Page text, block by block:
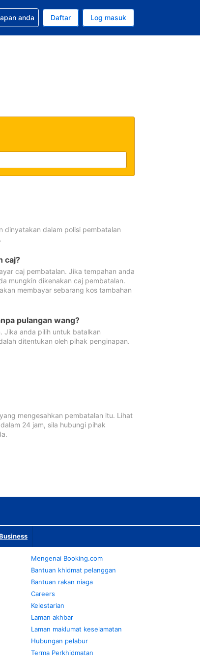
anda adalah Dolar A.S.
anda adalah Bahasa Malaysia
tempahan anda
anda Daftar Log masuk
dinyatakan dalam polisi pembatalan
caj?
caj pembatalan. Jika tempahan anda
mungkin dikenakan caj pembatalan.
membayar sebarang kos tambahan
pulangan wang?
Jika anda pilih untuk batalkan
ditentukan oleh pihak penginapan.
mengesahkan pembatalan itu. Lihat
24 jam, sila hubungi pihak
Mengenai Booking.com
Bantuan khidmat pelanggan
Bantuan rakan niaga
Careers
Kelestarian
Laman akhbar
Laman maklumat keselamatan
Hubungan pelabur
Terma Perkhidmatan